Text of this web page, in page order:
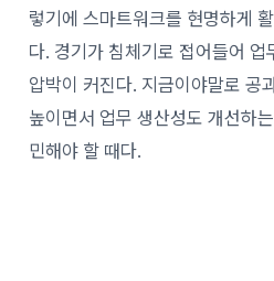
렇기에 스마트워크를 현명하게
다. 경기가 침체기로 접어들어
압박이 커진다. 지금이야말로 공
높이면서 업무 생산성도 개선하
민해야 할 때다.